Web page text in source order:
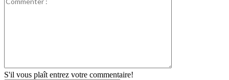
S'il vous plaît entrez votre commentaire!